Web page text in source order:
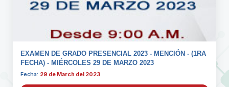
EXAMEN DE GRADO PRESENCIAL 2023 - MENCIÓN - (1RA
FECHA) - MIÉRCOLES 29 DE MARZO 2023
Fecha: 29 de March del 2023